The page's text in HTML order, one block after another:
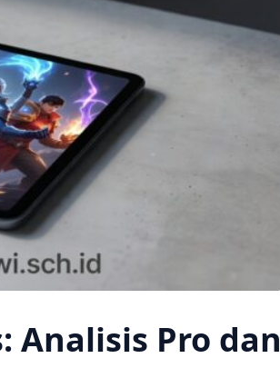
Analisis Pro dan